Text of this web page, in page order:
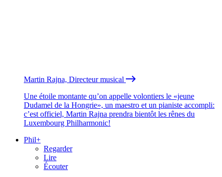
Martin Rajna, Directeur musical
Une étoile montante qu’on appelle volontiers le «jeune
Dudamel de la Hongrie», un maestro et un pianiste accompli:
c’est officiel, Martin Rajna prendra bientôt les rênes du
Luxembourg Philharmonic!
Phil+
Regarder
Lire
Écouter